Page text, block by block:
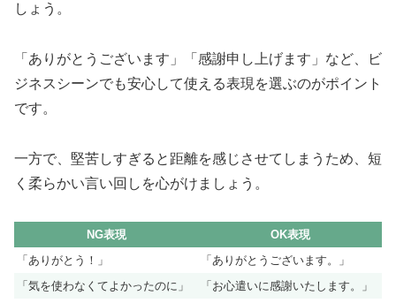
しょう。
「ありがとうございます」「感謝申し上げます」など、ビ
ジネスシーンでも安心して使える表現を選ぶのがポイント
です。
一方で、堅苦しすぎると距離を感じさせてしまうため、短
く柔らかい言い回しを心がけましょう。
NG表現
OK表現
「ありがとう！」
「ありがとうございます。」
「気を使わなくてよかったのに」
「お心遣いに感謝いたします。」